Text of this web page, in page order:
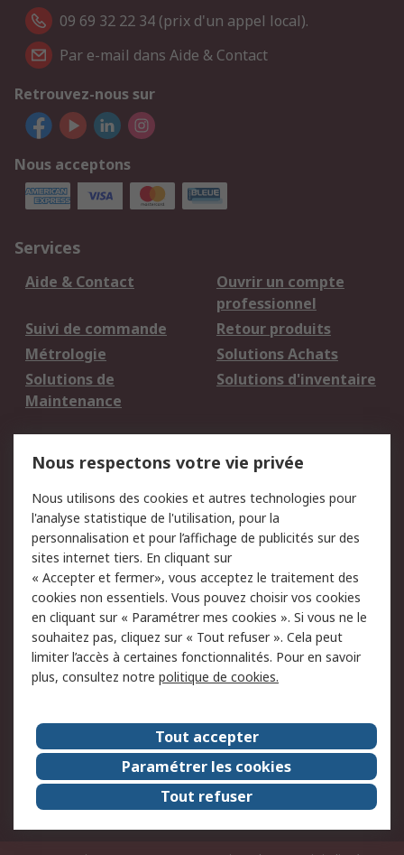
09 69 32 22 34 (prix d'un appel local).
Par e-mail dans Aide & Contact
Retrouvez-nous sur
Nous acceptons
Services
Aide & Contact
Ouvrir un compte
professionnel
Suivi de commande
Retour produits
Métrologie
Solutions Achats
Solutions de
Maintenance
Solutions d'inventaire
du site
Politique de protection
des données - Mise à
jour
Sécurité des E-mails
Conditions générales
de vente
Politique anti-
corruption
Campagnes marketing
A propos de RS
A propos de RS France
Evénements
Le groupe RS Group Plc
Presse
RS dans le monde
Démarche RSE
Nous rejoindre
RS Particuliers
Nous respectons votre vie privée
Nous utilisons des cookies et autres technologies pour
l'analyse statistique de l'utilisation, pour la
personnalisation et pour l’affichage de publicités sur des
sites internet tiers. En cliquant sur
« Accepter et fermer», vous acceptez le traitement des
cookies non essentiels. Vous pouvez choisir vos cookies
en cliquant sur « Paramétrer mes cookies ». Si vous ne le
souhaitez pas, cliquez sur « Tout refuser ». Cela peut
limiter l’accès à certaines fonctionnalités. Pour en savoir
plus, consultez notre politique de cookies.
Tout accepter
Paramétrer les cookies
Tout refuser